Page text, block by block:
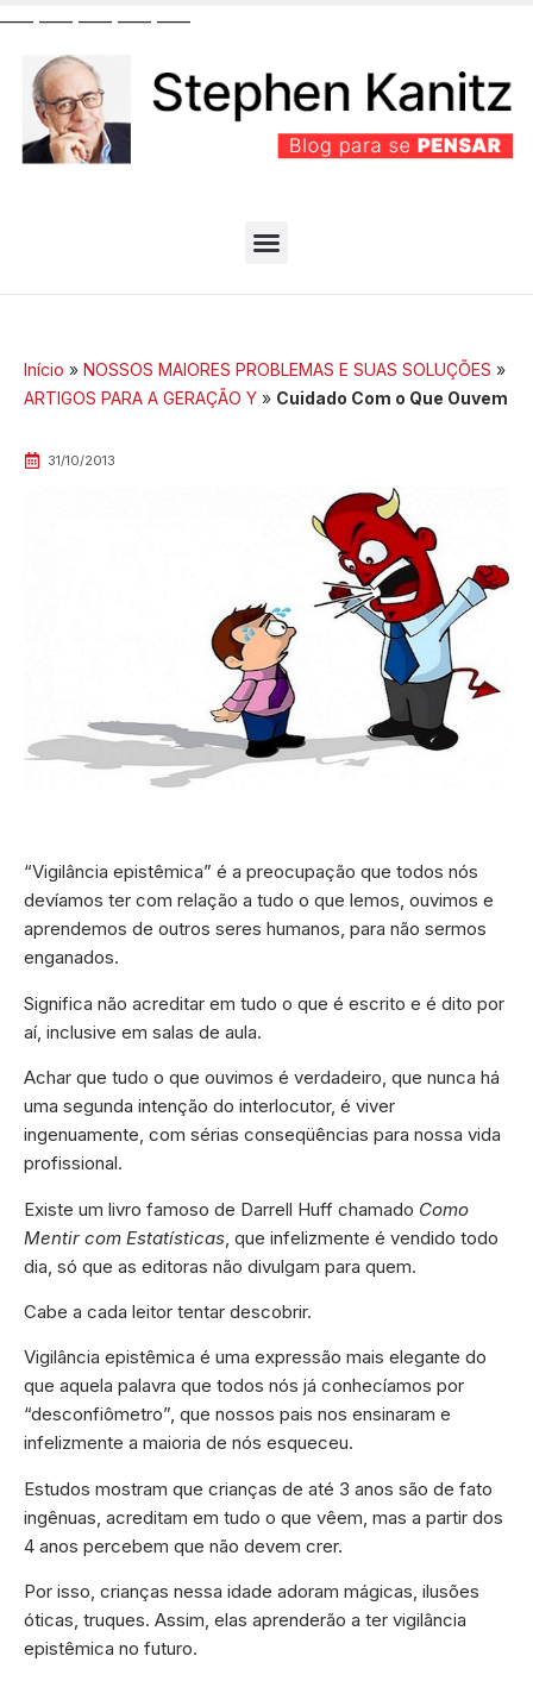
Início » NOSSOS MAIORES PROBLEMAS E SUAS SOLUÇÕES »
ARTIGOS PARA A GERAÇÃO Y » Cuidado Com o Que Ouvem
31/10/2013
“Vigilância epistêmica” é a preocupação que todos nós
devíamos ter com relação a tudo o que lemos, ouvimos e
aprendemos de outros seres humanos, para não sermos
enganados.
Significa não acreditar em tudo o que é escrito e é dito por
aí, inclusive em salas de aula.
Achar que tudo o que ouvimos é verdadeiro, que nunca há
uma segunda intenção do interlocutor, é viver
ingenuamente, com sérias conseqüências para nossa vida
profissional.
Existe um livro famoso de Darrell Huff chamado Como
Mentir com Estatísticas , que infelizmente é vendido todo
dia, só que as editoras não divulgam para quem.
Cabe a cada leitor tentar descobrir.
Vigilância epistêmica é uma expressão mais elegante do
que aquela palavra que todos nós já conhecíamos por
“desconfiômetro”, que nossos pais nos ensinaram e
infelizmente a maioria de nós esqueceu.
Estudos mostram que crianças de até 3 anos são de fato
ingênuas, acreditam em tudo o que vêem, mas a partir dos
4 anos percebem que não devem crer.
Por isso, crianças nessa idade adoram mágicas, ilusões
óticas, truques. Assim, elas aprenderão a ter vigilância
epistêmica no futuro.